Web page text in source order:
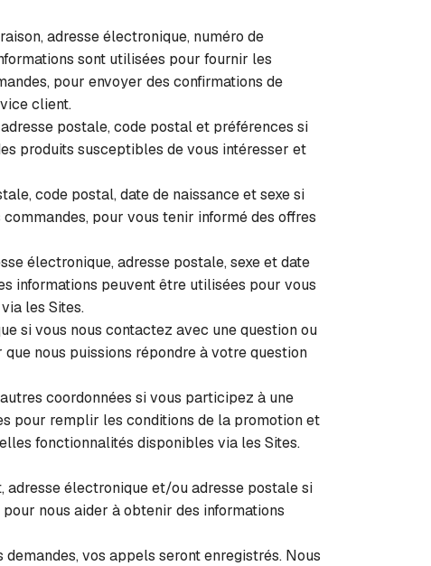
adresse électronique, numéro de
sont utilisées pour fournir les
pour envoyer des confirmations de
client.
postale, code postal et préférences si
produits susceptibles de vous intéresser et
code postal, date de naissance et sexe si
pour vous tenir informé des offres
électronique, adresse postale, sexe et date
informations peuvent être utilisées pour vous
les Sites.
si vous nous contactez avec une question ou
nous puissions répondre à votre question
coordonnées si vous participez à une
pour remplir les conditions de la promotion et
fonctionnalités disponibles via les Sites.
adresse électronique et/ou adresse postale si
nous aider à obtenir des informations
vos appels seront enregistrés. Nous